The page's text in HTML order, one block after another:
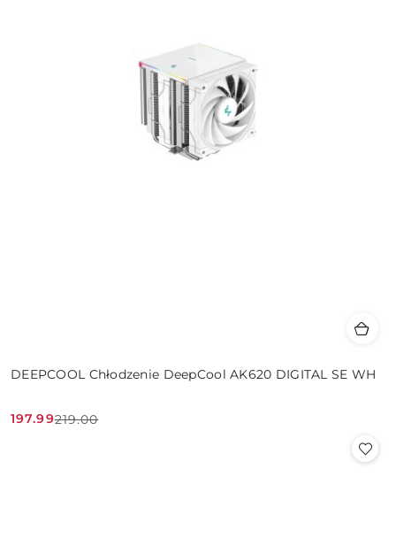
DEEPCOOL Chłodzenie DeepCool AK620 DIGITAL SE WH
Cena
197.99
Cena
219.00